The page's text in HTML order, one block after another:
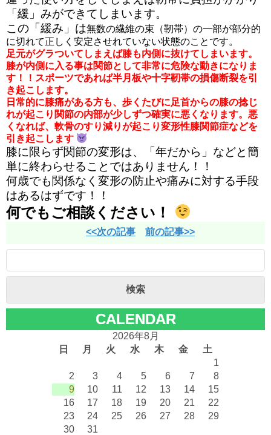
「緩」みができてしまいます。
この「緩み」は無数の繊維の束（靭帯）の一部が部分的
に切れて正しく安定させれていない状態のことです。
足元がグラついてしまえば膝も内側に抜けてしまいます。
膝が内側に入る事は関節として非常に危険な動きになりま
す！！スポーツであれば半月板や十字靭帯の損傷断裂を引
き起こします。
日常的に膝痛がある方も、歩くたびに足首からの膝の捻じ
れが起こり関節の内部が少しずつ確実に悪くなります。悪
くなれば、軟骨のすり減りが起こり変形性膝関節症などを
引き起こします
膝に限らず関節の変形は、「年だから」などと簡
単に終わらせることではありません！！
何歳でも関係なく変形の防止や痛みに対する手段
はあるはずです！！
何でもご相談ください！
<<次の記事 前の記事>>
グ
検索
CALENDAR
2026年8月
日
月 火 水 木 金
土
1
2
3 4 5 6 7
8
9
10 11 12 13 14
15
16
17 18 19 20 21
22
23
24 25 26 27 28
29
30
31